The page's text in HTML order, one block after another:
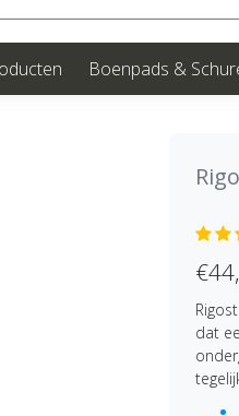
Boenpads &
dat